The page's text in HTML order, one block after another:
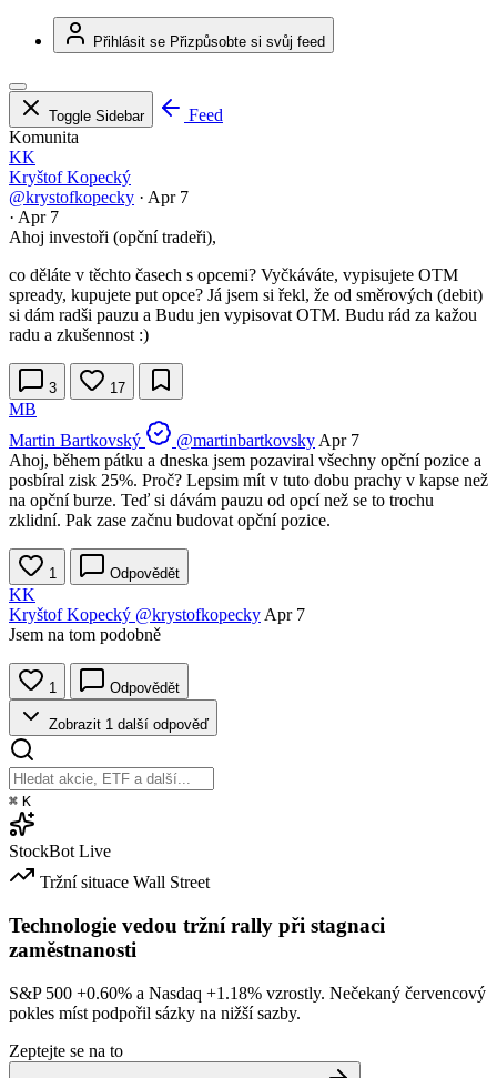
Přihlásit se Přizpůsobte si svůj feed
Toggle Sidebar
Feed
Komunita
KK
Kryštof Kopecký
@krystofkopecky · Apr 7
· Apr 7
Ahoj investoři (opční tradeři),
co děláte v těchto časech s opcemi? Vyčkáváte, vypisujete OTM
spready, kupujete put opce? Já jsem si řekl, že od směrových (debit)
si dám radši pauzu a Budu jen vypisovat OTM. Budu rád za kažou
radu a zkušennost :)
3 17
MB
Martin Bartkovský
@martinbartkovsky Apr 7
Ahoj, během pátku a dneska jsem pozaviral všechny opční pozice a
posbíral zisk 25%. Proč? Lepsim mít v tuto dobu prachy v kapse než
na opční burze. Teď si dávám pauzu od opcí než se to trochu
zklidní. Pak zase začnu budovat opční pozice.
1 Odpovědět
KK
Kryštof Kopecký @krystofkopecky Apr 7
Jsem na tom podobně
1 Odpovědět
Zobrazit 1 další odpověď
⌘ K
StockBot Live
Tržní situace Wall Street
Technologie vedou tržní rally při stagnaci
zaměstnanosti
S&P 500 +0.60% a Nasdaq +1.18% vzrostly. Nečekaný červencový
pokles míst podpořil sázky na nižší sazby.
Zeptejte se na to